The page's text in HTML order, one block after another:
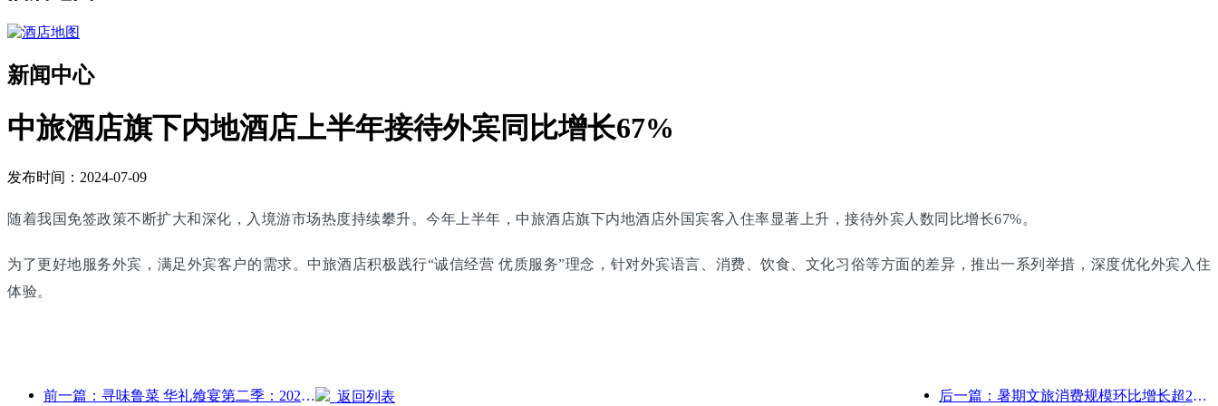
新闻中心
中旅酒店旗下内地酒店上半年接待外宾同比增长67%
发布时间：2024-07-09
随着我国免签政策不断扩大和深化，入境游市场热度持续攀升。今年上半年，中旅酒店旗下内地酒店外国宾客入住率显著上升，接待外宾人数同比增长67%。
为了更好地服务外宾，满足外宾客户的需求。中旅酒店积极践行“诚信经营 优质服务”理念，针对外宾语言、消费、饮食、文化习俗等方面的差异，推出一系列举措，深度优化外宾入住
体验。
前一篇：寻味鲁菜 华礼飨宴第二季：2024万达酒店全国联动鲁菜传承之旅正式启动 后一篇：暑期文旅消费规模环比增长超20% 北京、上海、成都、西安、广州领衔热门目的地
返回列表